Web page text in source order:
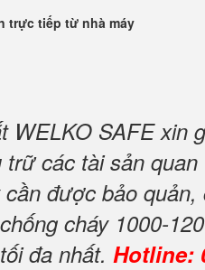
trực tiếp từ nhà máy
WELKO SAFE xin
các tài sản
được bảo quản,
cháy 1000-
đa nhất. Hotline: